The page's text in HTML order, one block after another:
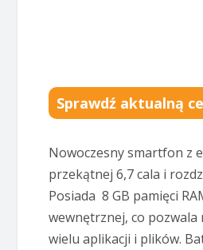
Sprawdź aktualną
Nowoczesny smartfon z
przekątnej 6,7 cala i
Posiada 8 GB pamięci
wewnętrznej, co pozwala
wielu aplikacji i plików.